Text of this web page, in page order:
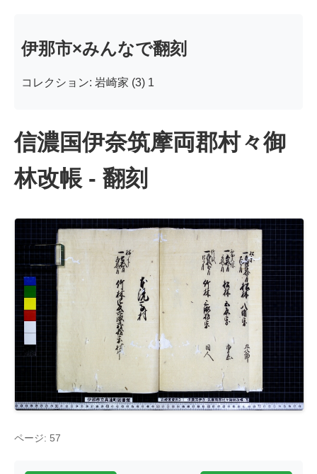
伊那市×みんなで翻刻
コレクション: 岩崎家 (3) 1
信濃国伊奈筑摩両郡村々御
林改帳 - 翻刻
ページ: 57